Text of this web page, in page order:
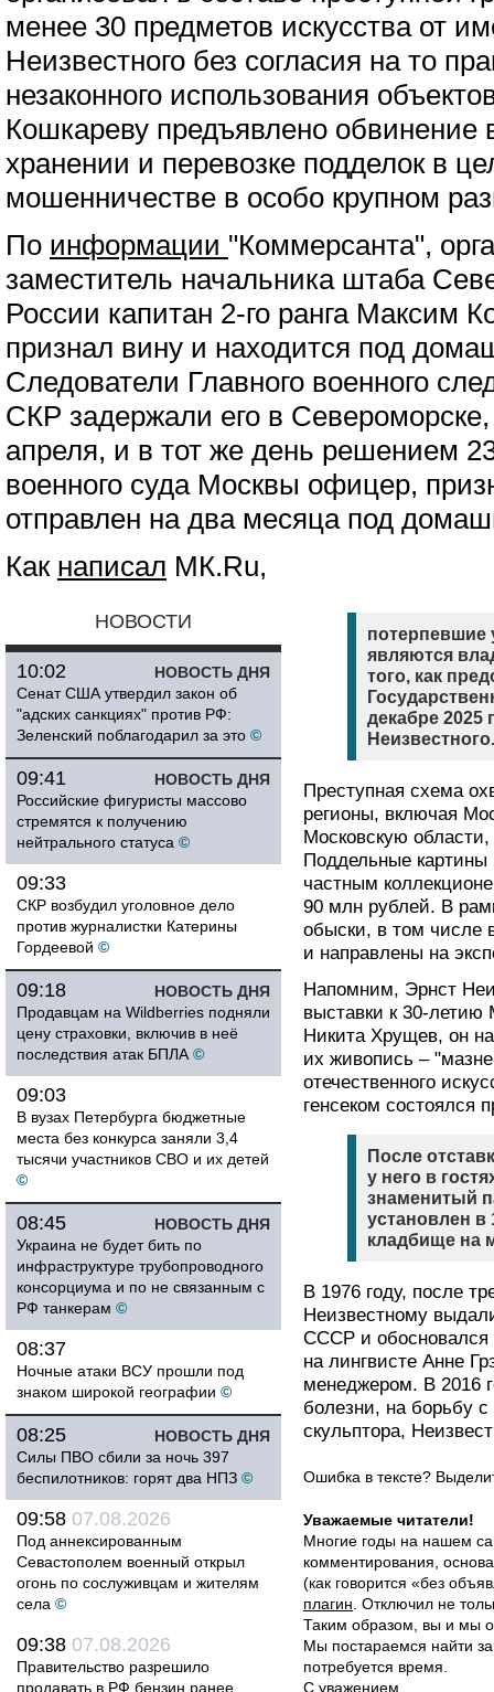
менее 30 предметов искусства от
Неизвестного без согласия на то
незаконного использования
Кошкареву предъявлено обвинение
хранении и перевозке подделок в
мошенничестве в особо крупном
По информации "Коммерсанта",
заместитель начальника штаба
России капитан 2-го ранга Максим
признал вину и находится под
Следователи Главного военного
СКР задержали его в
апреля, и в тот же день решением
военного суда Москвы офицер,
отправлен на два месяца под
Как написал МК.Ru,
НОВОСТИ
НОВОСТЬ ДНЯ
10:02
Сенат США утвердил закон об
"адских санкциях" против РФ:
Зеленский поблагодарил за это ©
НОВОСТЬ ДНЯ
09:41
Российские фигуристы массово
стремятся к получению
нейтрального статуса ©
09:33
СКР возбудил уголовное дело
против журналистки Катерины
Гордеевой ©
НОВОСТЬ ДНЯ
09:18
Продавцам на Wildberries подняли
цену страховки, включив в неё
последствия атак БПЛА ©
09:03
В вузах Петербурга бюджетные
места без конкурса заняли 3,4
тысячи участников СВО и их детей
©
НОВОСТЬ ДНЯ
08:45
Украина не будет бить по
инфраструктуре трубопроводного
консорциума и по не связанным с
РФ танкерам ©
08:37
Ночные атаки ВСУ прошли под
знаком широкой географии ©
НОВОСТЬ ДНЯ
08:25
Силы ПВО сбили за ночь 397
беспилотников: горят два НПЗ ©
09:58 07.08.2026
Под аннексированным
Севастополем военный открыл
огонь по сослуживцам и жителям
села ©
09:38 07.08.2026
Правительство разрешило
продавать в РФ бензин ранее
потерпевшие
являются
того, как
декабре 2025
Преступная схема
регионы, включая
Московскую
Поддельные картины
частным
90 млн рублей. В
обыски, в том числе
и направлены на
Напомним, Эрнст
выставки к 30-летию
Никита Хрущев, он
их живопись –
отечественного
генсеком состоялся
После
у него в
знаменитый
установлен в
кладбище на
В 1976 году, после
Неизвестному
СССР и обосновался
на лингвисте Анне
менеджером. В 2016
болезни, на борьбу
скульптора,
Ошибка в тексте?
Уважаемые читатели!
Многие годы на нашем
комментирования,
(как говорится «без
плагин . Отключил не
Таким образом, вы и мы
Мы постараемся найти
потребуется время.
С уважением,